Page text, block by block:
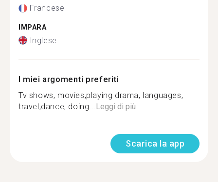
Francese
IMPARA
Inglese
I miei argomenti preferiti
Tv shows, movies,playing drama, languages,
travel,dance, doing... Leggi di più
Scarica la app